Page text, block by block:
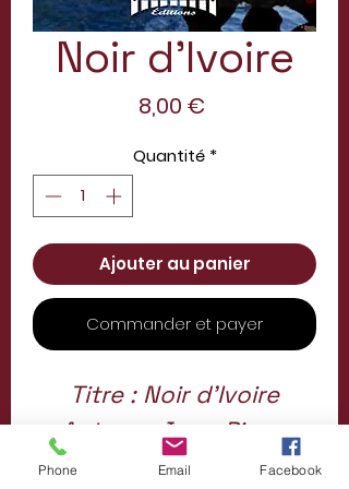
Noir d'Ivoire
8,00 €
Quantité *
Ajouter au panier
Commander et payer
Titre : Noir d'Ivoire
Auteur : Jean-Pierre
SIMONI
Phone Email Facebook